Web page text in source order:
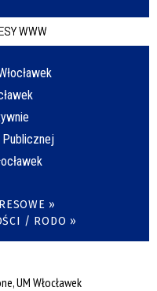
WWW
»
/ RODO »
UM Włocławek